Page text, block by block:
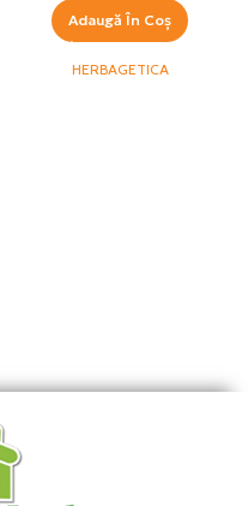
Adaugă În Coș
HERBAGETICA